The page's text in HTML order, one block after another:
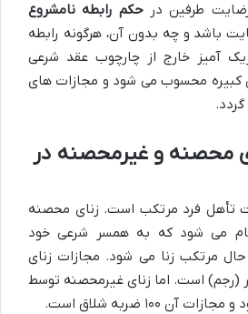
رضایت طرفین در حکم رابطه نامشروع
باشد و چه بدون آن، هرگونه رابطه
آمیز خارج از چارچوب عقد شرعی
کبیره محسوب می شود و مجازات های
محصنه و غیرمحصنه در
تأهل فرد مرتکب است. زنای محصنه
می شود که به همسر شرعی خود
مرتکب زنا می شود. مجازات زنای
(رجم) است. اما زنای غیرمحصنه توسط
۱۰۰ ضربه شلاق است.